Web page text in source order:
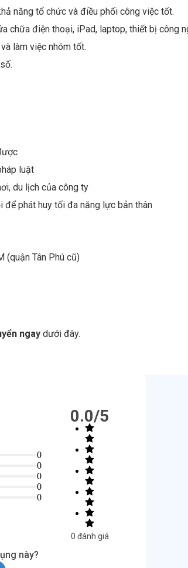
năng tổ chức và điều phối công việc tốt.
chữa điện thoại, iPad, laptop, thiết bị công
làm việc nhóm tốt.
luật
du lịch của công ty
(quận Tân Phú cũ)
ngay dưới đây.
0
0
0
0
0
0.0/5
0 đánh giá
này?